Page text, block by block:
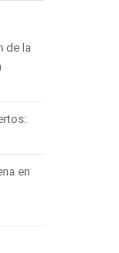
de la
en